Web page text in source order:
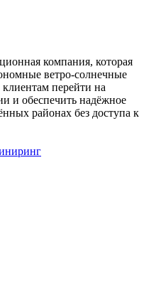
компания, которая
ветро‑солнечные
перейти на
и обеспечить надёжное
районах без доступа к